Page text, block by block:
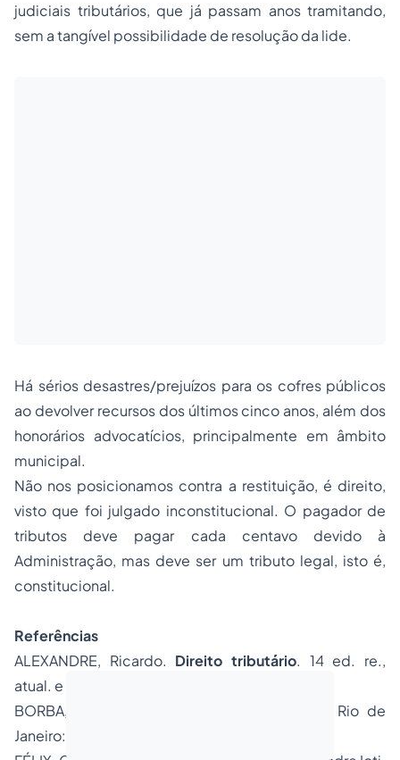
judiciais tributários, que já passam anos tramitando,
sem a tangível possibilidade de resolução da lide.
Há sérios desastres/prejuízos para os cofres públicos
ao devolver recursos dos últimos cinco anos, além dos
honorários advocatícios, principalmente em âmbito
municipal.
Não nos posicionamos contra a restituição, é direito,
visto que foi julgado inconstitucional. O pagador de
tributos deve pagar cada centavo devido à
Administração, mas deve ser um tributo legal, isto é,
constitucional.
Referências
ALEXANDRE, Ricardo. Direito tributário. 14 ed. re.,
atual. e ampl. Salvador: Ed. JusPodivm, 2020.
BORBA, Claudio.
. 27° ed. Rio de
Janeiro: Forense; São Paulo: MÉTODO, 2015.